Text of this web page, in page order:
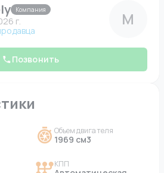
Компания
г.
М
Позвонить
Объем двигателя
1969 см3
КПП